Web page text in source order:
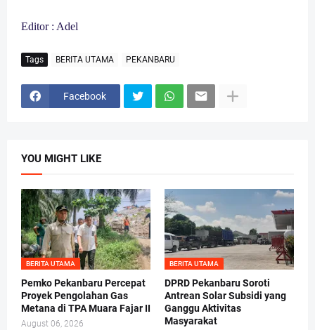
Editor : Adel
Tags BERITA UTAMA PEKANBARU
Facebook
YOU MIGHT LIKE
BERITA UTAMA
Pemko Pekanbaru Percepat
Proyek Pengolahan Gas
Metana di TPA Muara Fajar II
August 06, 2026
BERITA UTAMA
DPRD Pekanbaru Soroti
Antrean Solar Subsidi yang
Ganggu Aktivitas
Masyarakat